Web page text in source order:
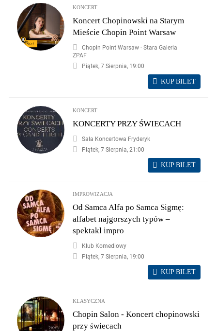
KONCERT
Koncert Chopinowski na Starym
Mieście Chopin Point Warsaw
Chopin Point Warsaw - Stara Galeria
ZPAF
Piątek, 7 Sierpnia, 19:00
KUP BILET
KONCERT
KONCERTY PRZY ŚWIECACH
Sala Koncertowa Fryderyk
Piątek, 7 Sierpnia, 21:00
KUP BILET
IMPROWIZACJA
Od Samca Alfa po Samca Sigmę:
alfabet najgorszych typów –
spektakl impro
Klub Komediowy
Piątek, 7 Sierpnia, 19:00
KUP BILET
KLASYCZNA
Chopin Salon - Koncert chopinowski
przy świecach